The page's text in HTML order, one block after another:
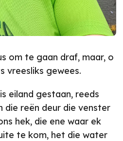
om te gaan draf, maar, o
vreesliks gewees.
eiland gestaan, reeds
die reën deur die venster
hek, die ene waar ek
te kom, het die water